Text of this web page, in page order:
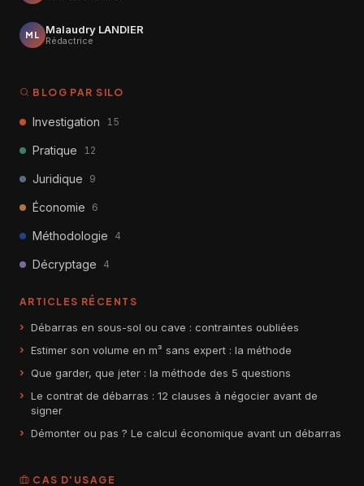
ML Malaudry LANDIER
Rédactrice
BLOG PAR SILO
Investigation 15
Pratique 12
Juridique 9
Économie 6
Méthodologie 4
Décryptage 4
ARTICLES RÉCENTS
Débarras en sous-sol ou cave : contraintes oubliées
Estimer son volume en m³ sans expert : la méthode
Que garder, que jeter : la méthode des 5 questions
Le contrat de débarras : 12 clauses à négocier avant de
signer
Démonter ou pas ? Le calcul économique avant un débarras
CAS D'USAGE